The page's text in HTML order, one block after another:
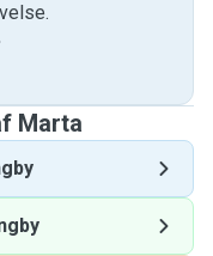
​​Marta